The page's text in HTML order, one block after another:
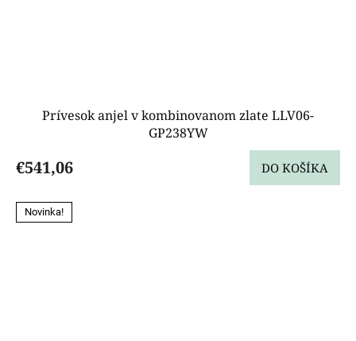
Prívesok anjel v kombinovanom zlate LLV06-
GP238YW
€541,06 DO KOŠÍKA
Novinka!